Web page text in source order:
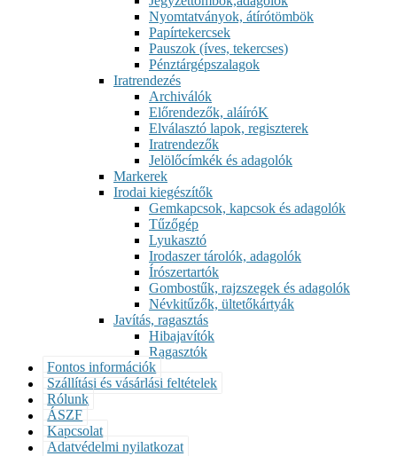
Nyomtatványok, átírótömbök
Papírtekercsek
Pauszok (íves, tekercses)
Pénztárgépszalagok
Iratrendezés
Archiválók
Előrendezők, aláíróK
Elválasztó lapok, regiszterek
Iratrendezők
Jelölőcímkék és adagolók
Markerek
Irodai kiegészítők
Gemkapcsok, kapcsok és adagolók
Tűzőgép
Lyukasztó
Irodaszer tárolók, adagolók
Írószertartók
Gombostűk, rajzszegek és adagolók
Névkitűzők, ültetőkártyák
Javítás, ragasztás
Hibajavítók
Ragasztók
Fontos információk
Szállítási és vásárlási feltételek
Rólunk
ÁSZF
Kapcsolat
Adatvédelmi nyilatkozat